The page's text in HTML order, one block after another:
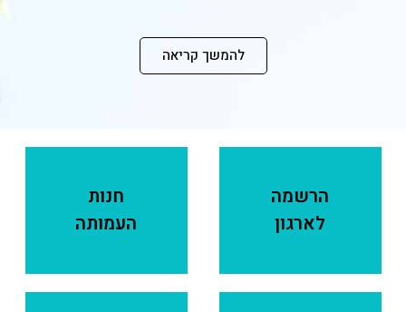
להמשך קריאה
הרשמה
לארגון
חנות
העמותה